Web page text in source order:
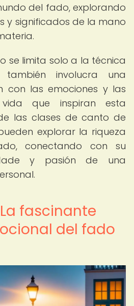
del fado, explorando
y significados de la mano
se limita solo a la técnica
involucra una
con las emociones y las
que inspiran esta
las clases de canto de
explorar la riqueza
conectando con su
y pasión de una
fascinante
del fado